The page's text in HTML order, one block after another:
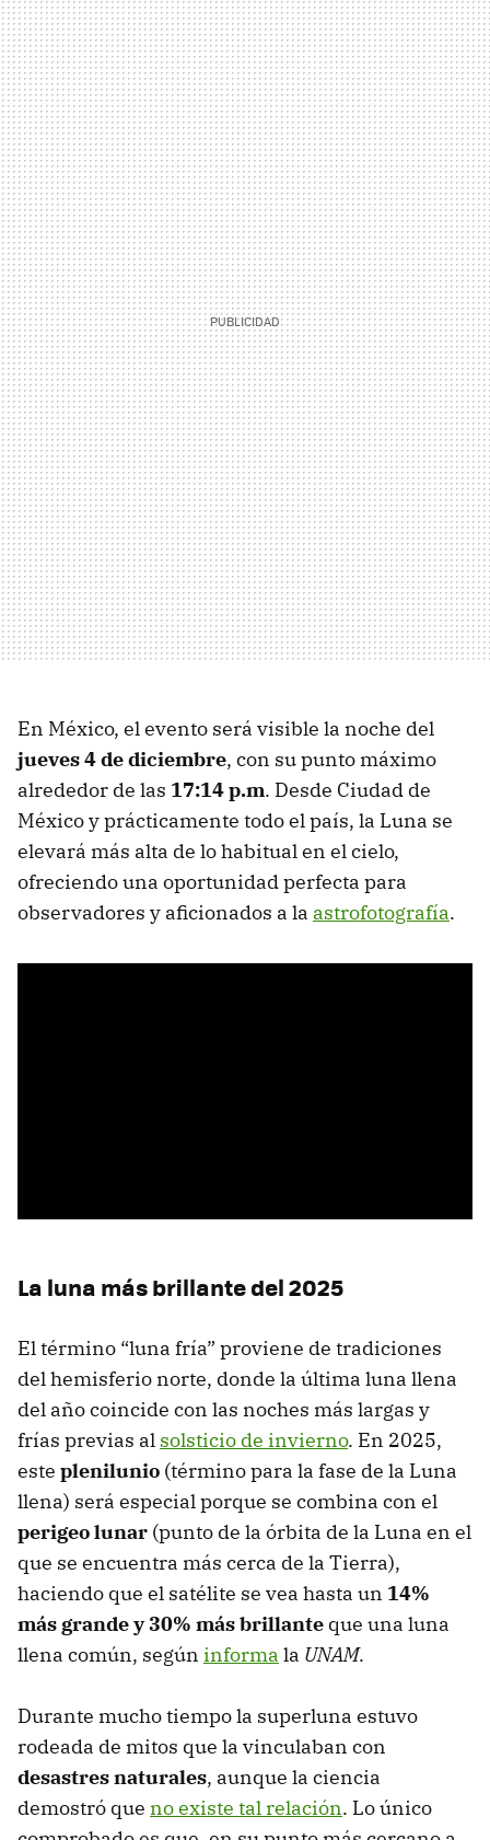
En México, el evento será visible la noche del
jueves 4 de diciembre, con su punto máximo
alrededor de las 17:14 p.m. Desde Ciudad de
México y prácticamente todo el país, la Luna se
elevará más alta de lo habitual en el cielo,
ofreciendo una oportunidad perfecta para
observadores y aficionados a la astrofotografía.
La luna más brillante del 2025
El término “luna fría” proviene de tradiciones
del hemisferio norte, donde la última luna llena
del año coincide con las noches más largas y
frías previas al solsticio de invierno. En 2025,
este plenilunio (término para la fase de la Luna
llena) será especial porque se combina con el
perigeo lunar (punto de la órbita de la Luna en el
que se encuentra más cerca de la Tierra),
haciendo que el satélite se vea hasta un 14%
más grande y30% más brillante que una luna
llena común, según informa la UNAM.
Durante mucho tiempo la superluna estuvo
rodeada de mitos que la vinculaban con
desastres naturales, aunque la ciencia
demostró que no existe tal relación. Lo único